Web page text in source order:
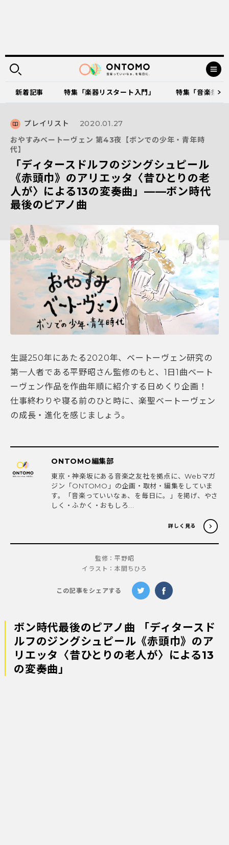
新着記事 特集「楽器リスタート入門」 特集「音楽祭
プレイリスト
2020.01.27
おやすみベートーヴェン 第43夜【ボンでの少年・青年時
代】
「ディタースドルフのジングシュピール
《赤頭巾》のアリエッタ〈昔ひとりの老
人が〉による13の変奏曲」――ボン時代
最後のピアノ曲
生誕250年にあたる2020年、ベートーヴェン研究の
第一人者である平野昭さん監修のもと、1日1曲ベート
ーヴェン作品を作曲年順に紹介する日めくり企画！
仕事終わりや寝る前のひと時に、楽聖ベートーヴェン
の成長・進化を感じましょう。
ONTOMO編集部
東京・神楽坂にある音楽之友社を拠点に、Webマガ
ジン「ONTOMO」の企画・取材・編集をしていま
す。「音楽っていいなぁ、を毎日に。」を掲げ、やさ
しく・ふかく・おもしろ...
詳しく見る
監修：平野昭
イラスト：本間ちひろ
この記事をシェアする
ボン時代最後のピアノ曲 「ディタースド
ルフのジングシュピール《赤頭巾》のア
リエッタ〈昔ひとりの老人が〉による13
の変奏曲」